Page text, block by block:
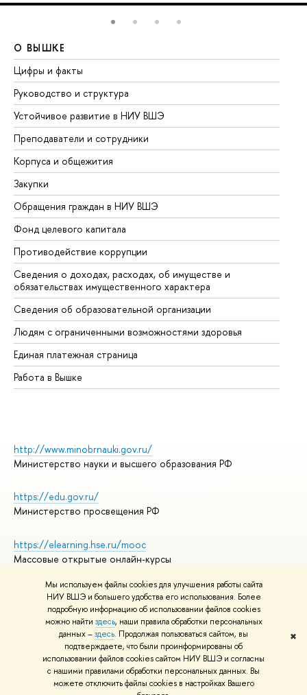
Мы используем файлы cookies для улучшения работы сайта
НИУ ВШЭ и большего удобства его использования. Более
подробную информацию об использовании файлов cookies
можно найти здесь, наши правила обработки персональных
данных –здесь. Продолжая пользоваться сайтом, вы
подтверждаете, что были проинформированы об
использовании файлов cookies сайтом НИУ ВШЭ и согласны
с нашими правилами обработки персональных данных. Вы
можете отключить файлы cookies в настройках Вашего
✖
О ВЫШКЕ
Цифры и факты
Руководство и структура
Устойчивое развитие в НИУ ВШЭ
Преподаватели и сотрудники
Корпуса и общежития
Закупки
Обращения граждан в НИУ ВШЭ
Фонд целевого капитала
Противодействие коррупции
Сведения о доходах, расходах, об имуществе и
обязательствах имущественного характера
Сведения об образовательной организации
Людям с ограниченными возможностями здоровья
Единая платежная страница
Работа в Вышке
http://www.minobrnauki.gov.ru/
Министерство науки и высшего образования РФ
https://edu.gov.ru/
Министерство просвещения РФ
https://elearning.hse.ru/mooc
Массовые открытые онлайн-курсы
© НИУ ВШЭ 1993–2026
Адреса и контакты
Условия использования материалов
Политика конфиденциальности
Правила применения рекомендательных технологий в НИУ ВШЭ
Карта сайта